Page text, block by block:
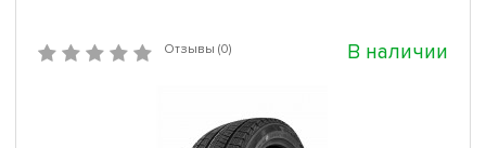
Отзывы (0) В наличии